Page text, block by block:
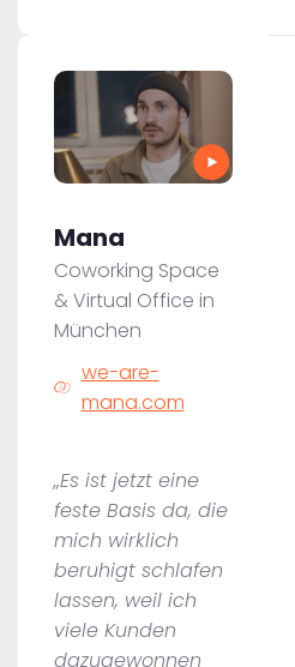
Mana
Coworking Space
& Virtual Office in
München
we-are-
mana.com
„Es ist jetzt eine
feste Basis da, die
mich wirklich
beruhigt schlafen
lassen, weil ich
viele Kunden
dazugewonnen